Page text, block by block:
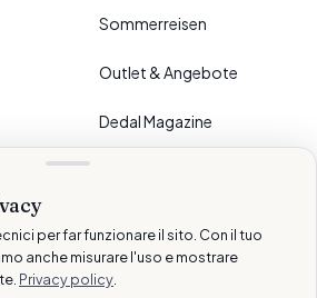
Sommerreisen
Outlet & Angebote
Dedal Magazine
per far funzionare il sito. Con il tuo
anche misurare l'uso e mostrare
Privacy policy